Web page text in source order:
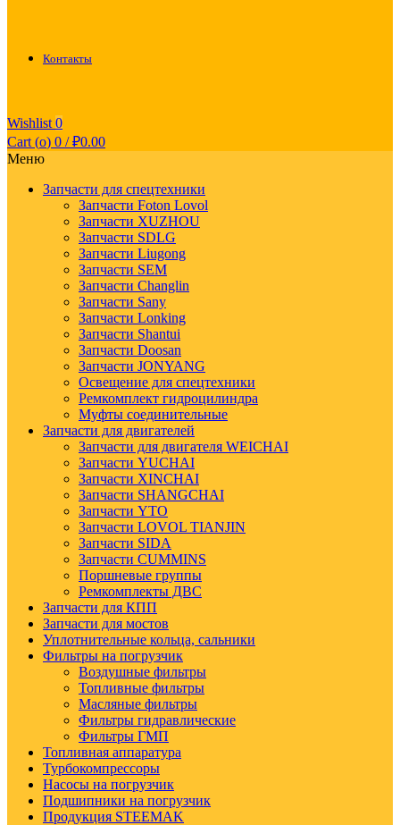
Контакты
Wishlist 0
Cart (o) 0 / ₽0.00
Меню
Запчасти для спецтехники
Запчасти Foton Lovol
Запчасти XUZHOU
Запчасти SDLG
Запчасти Liugong
Запчасти SEM
Запчасти Changlin
Запчасти Sany
Запчасти Lonking
Запчасти Shantui
Запчасти Doosan
Запчасти JONYANG
Освещение для спецтехники
Ремкомплект гидроцилиндра
Муфты соединительные
Запчасти для двигателей
Запчасти для двигателя WEICHAI
Запчасти YUCHAI
Запчасти XINCHAI
Запчасти SHANGCHAI
Запчасти YTO
Запчасти LOVOL TIANJIN
Запчасти SIDA
Запчасти CUMMINS
Поршневые группы
Ремкомплекты ДВС
Запчасти для КПП
Запчасти для мостов
Уплотнительные кольца, сальники
Фильтры на погрузчик
Воздушные фильтры
Топливные фильтры
Масляные фильтры
Фильтры гидравлические
Фильтры ГМП
Топливная аппаратура
Турбокомпрессоры
Насосы на погрузчик
Подшипники на погрузчик
Продукция STEEMAK